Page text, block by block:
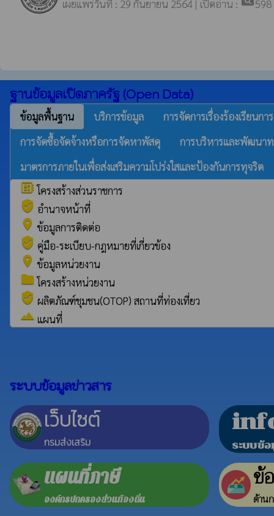
เผยแพร่วันที่ : 29 กันยายน 2564 | เปิดอ่าน : 598
ฐานข้อมูลเปิดภาครัฐ (Open Data)
ข้อมูลพื้นฐาน บริการข้อมูล
การจัดการเรื่องร้องเรียนกา
การจัดซื้อจัดจ้างหรือการจัดหาพัสดุ
การบริหารและพัฒนา
มาตรการภายในเพื่อส่งเสริมความโปร่งใสและป้องกันการทุจริต
developer_board โครงสร้างส่วนราชการ
verified_user อำนาจหน้าที่
place ข้อมูลการติดต่อ
verified_user คู่มือ-ระเบียบ-กฎหมายที่เกี่ยวข้อง
place ข้อมูลหน่วยงาน
folder โครงสร้างหน่วยงาน
verified_user ผลิตภัณฑ์ชุมชน(OTOP) สถานที่ท่องเที่ยว
landscape แผนที่
ระบบข้อมูลข่าวสาร
เว็บไซต์
กรมส่งเสริม ระบบข้
แผนที่ภาษี
องค์กรปกครองส่วนท้องถิ่น
ข้
ด้าน